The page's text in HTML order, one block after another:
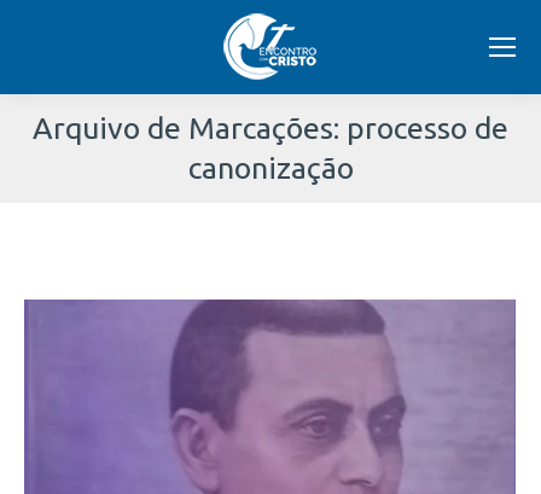
Arquivo de Marcações: processo de
canonização